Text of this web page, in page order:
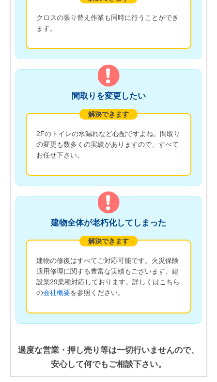
クロスの張り替え作業も同時に行うことができ
ます。
間取りを変更したい
解決できます
2Fのトイレの水漏れなど心配ですよね。間取り
の変更も数多くの実績がありますので、すべて
お任せ下さい。
建物全体が老朽化してしまった
解決できます
建物の修復はすべてご対応可能です。火災保険
適用修理に関する豊富な実績もございます。建
設業29業種対応しております。詳しくはこちら
の会社概要を参照ください。
過度な営業・押し売り等は一切行いませんので、
安心して何でもご相談下さい。